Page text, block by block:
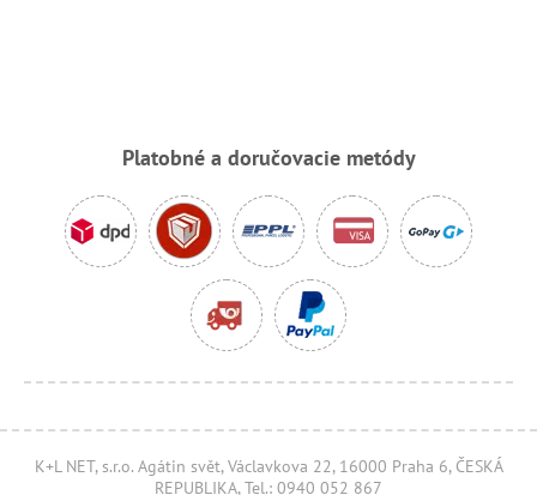
Platobné a doručovacie metódy
K+L NET, s.r.o. Agátin svět, Václavkova 22, 16000 Praha 6, ČESKÁ
REPUBLIKA, Tel.: 0940 052 867